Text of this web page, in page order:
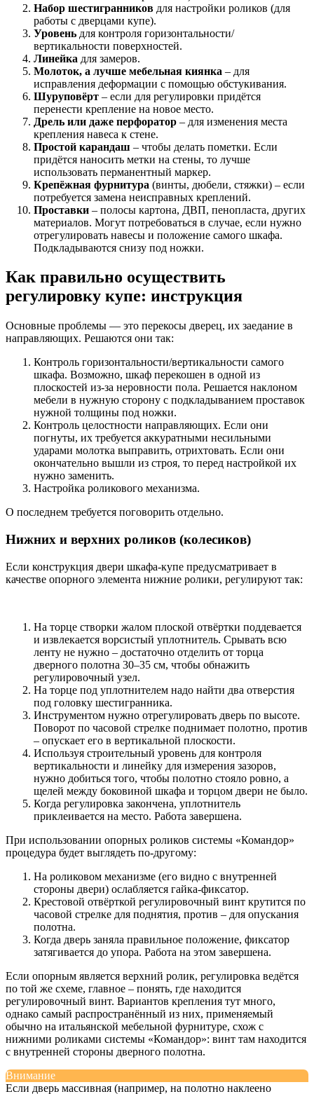
Набор шестигранников для настройки роликов (для
работы с дверцами купе).
Уровень для контроля горизонтальности/
вертикальности поверхностей.
Линейка для замеров.
Молоток, а лучше мебельная киянка – для
исправления деформации с помощью обстукивания.
Шуруповёрт – если для регулировки придётся
перенести крепление на новое место.
Дрель или даже перфоратор – для изменения места
крепления навеса к стене.
Простой карандаш – чтобы делать пометки. Если
придётся наносить метки на стены, то лучше
использовать перманентный маркер.
Крепёжная фурнитура (винты, дюбели, стяжки) – если
потребуется замена неисправных креплений.
Проставки – полосы картона, ДВП, пенопласта, других
материалов. Могут потребоваться в случае, если нужно
отрегулировать навесы и положение самого шкафа.
Подкладываются снизу под ножки.
Как правильно осуществить
регулировку купе: инструкция
Основные проблемы — это перекосы дверец, их заедание в
направляющих. Решаются они так:
Контроль горизонтальности/вертикальности самого
шкафа. Возможно, шкаф перекошен в одной из
плоскостей из-за неровности пола. Решается наклоном
мебели в нужную сторону с подкладыванием проставок
нужной толщины под ножки.
Контроль целостности направляющих. Если они
погнуты, их требуется аккуратными несильными
ударами молотка выправить, отрихтовать. Если они
окончательно вышли из строя, то перед настройкой их
нужно заменить.
Настройка роликового механизма.
О последнем требуется поговорить отдельно.
Нижних и верхних роликов (колесиков)
Если конструкция двери шкафа-купе предусматривает в
качестве опорного элемента нижние ролики, регулируют так:
На торце створки жалом плоской отвёртки поддевается
и извлекается ворсистый уплотнитель. Срывать всю
ленту не нужно – достаточно отделить от торца
дверного полотна 30–35 см, чтобы обнажить
регулировочный узел.
На торце под уплотнителем надо найти два отверстия
под головку шестигранника.
Инструментом нужно отрегулировать дверь по высоте.
Поворот по часовой стрелке поднимает полотно, против
– опускает его в вертикальной плоскости.
Используя строительный уровень для контроля
вертикальности и линейку для измерения зазоров,
нужно добиться того, чтобы полотно стояло ровно, а
щелей между боковиной шкафа и торцом двери не было.
Когда регулировка закончена, уплотнитель
приклеивается на место. Работа завершена.
При использовании опорных роликов системы «Командор»
процедура будет выглядеть по-другому:
На роликовом механизме (его видно с внутренней
стороны двери) ослабляется гайка-фиксатор.
Крестовой отвёрткой регулировочный винт крутится по
часовой стрелке для поднятия, против – для опускания
полотна.
Когда дверь заняла правильное положение, фиксатор
затягивается до упора. Работа на этом завершена.
Если опорным является верхний ролик, регулировка ведётся
по той же схеме, главное – понять, где находится
регулировочный винт. Вариантов крепления тут много,
однако самый распространённый из них, применяемый
обычно на итальянской мебельной фурнитуре, схож с
нижними роликами системы «Командор»: винт там находится
с внутренней стороны дверного полотна.
Внимание
Если дверь массивная (например, на полотно наклеено